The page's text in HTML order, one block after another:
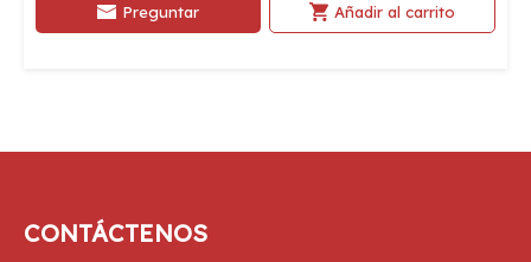
Preguntar Añadir al carrito
CONTÁCTENOS